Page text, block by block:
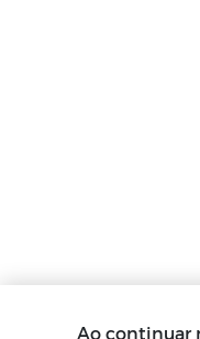
Ao continuar